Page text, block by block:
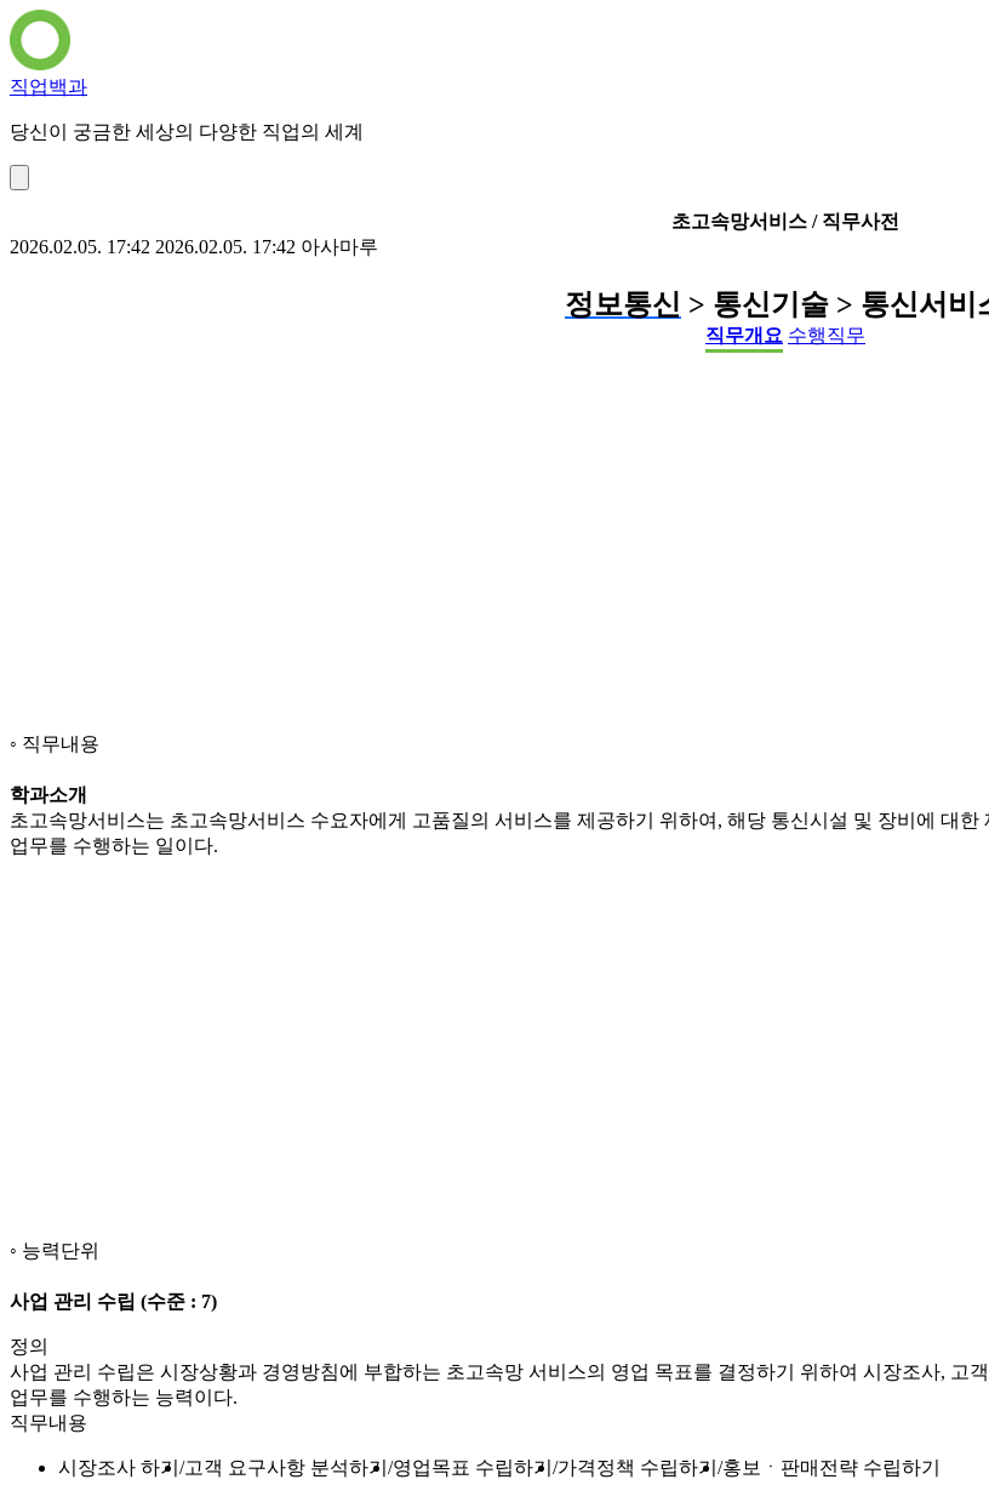
직업백과
당신이 궁금한 세상의 다양한 직업의 세계
초고속망서비스 / 직무사전
2026.02.05. 17:42 2026.02.05. 17:42 아사마루
정보통신 > 통신기술 > 통신서비
직무개요 수행직무
직무내용
학과소개
초고속망서비스는 초고속망서비스 수요자에게 고품질의 서비스를 제공하기 위하여, 해당 통신시설 및 장비에 대
업무를 수행하는 일이다.
능력단위
사업 관리 수립 (수준 : 7)
정의
사업 관리 수립은 시장상황과 경영방침에 부합하는 초고속망 서비스의 영업 목표를 결정하기 위하여 시장조사, 고
업무를 수행하는 능력이다.
직무내용
시장조사 하기 고객 요구사항 분석하기 영업목표 수립하기 가격정책 수립하기 홍보ㆍ판매전략 수립하기